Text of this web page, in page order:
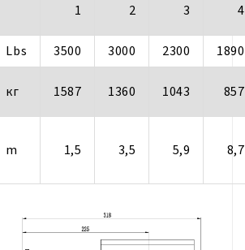
1 2 3 4
Lbs 3500 3000 2300
1890
кг 1587 1360 1043 857
m 1,5 3,5 5,9 8,7